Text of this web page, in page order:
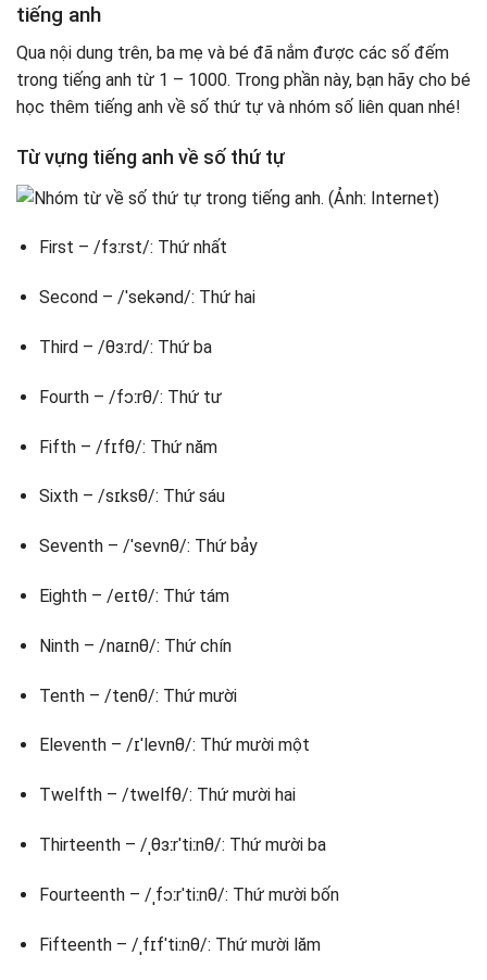
tiếng anh
Qua nội dung trên, ba mẹ và bé đã nắm được các số đếm
trong tiếng anh từ 1 – 1000. Trong phần này, bạn hãy cho bé
học thêm tiếng anh về số thứ tự và nhóm số liên quan nhé!
Từ vựng tiếng anh về số thứ tự
First – /fɜːrst/: Thứ nhất
Second – /ˈsekənd/: Thứ hai
Third – /θɜːrd/: Thứ ba
Fourth – /fɔːrθ/: Thứ tư
Fifth – /fɪfθ/: Thứ năm
Sixth – /sɪksθ/: Thứ sáu
Seventh – /ˈsevnθ/: Thứ bảy
Eighth – /eɪtθ/: Thứ tám
Ninth – /naɪnθ/: Thứ chín
Tenth – /tenθ/: Thứ mười
Eleventh – /ɪˈlevnθ/: Thứ mười một
Twelfth – /twelfθ/: Thứ mười hai
Thirteenth – /ˌθɜːrˈtiːnθ/: Thứ mười ba
Fourteenth – /ˌfɔːrˈtiːnθ/: Thứ mười bốn
Fifteenth – /ˌfɪfˈtiːnθ/: Thứ mười lăm